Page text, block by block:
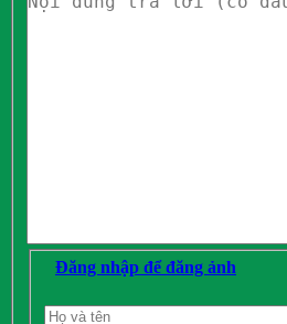
Đăng nhập để đăng ảnh